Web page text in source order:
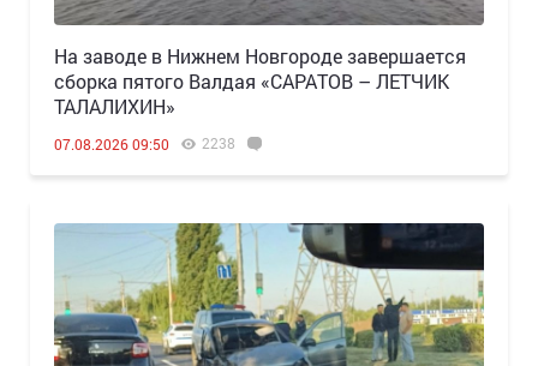
Н️а заводе в Нижнем Новгороде завершается
сборка пятого Валдая «САРАТОВ – ЛЕТЧИК
ТАЛАЛИХИН»
07.08.2026 09:50 2238